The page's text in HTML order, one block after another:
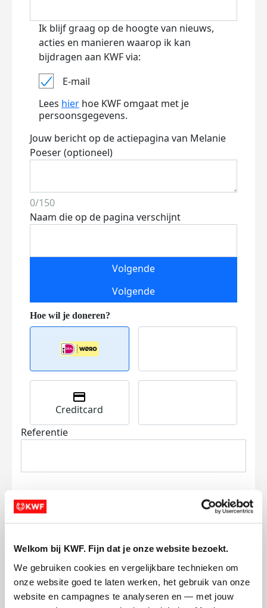
Welkom bij KWF. Fijn dat je onze website bezoekt.
We gebruiken cookies en vergelijkbare technieken om
onze website goed te laten werken, het gebruik van onze
website en campagnes te analyseren en — met jouw
Ik blijf graag op de hoogte van nieuws,
acties en manieren waarop ik kan
bijdragen aan KWF via:
E-mail
Lees hier hoe KWF omgaat met je
persoonsgegevens.
Jouw bericht op de actiepagina van Melanie
Poeser (optioneel)
0/150
Naam die op de pagina verschijnt
Volgende
Volgende
Creditcard
Referentie
Ik wil bijdragen aan de transactiekosten
en betaal €0.75 extra.
Doneer nu